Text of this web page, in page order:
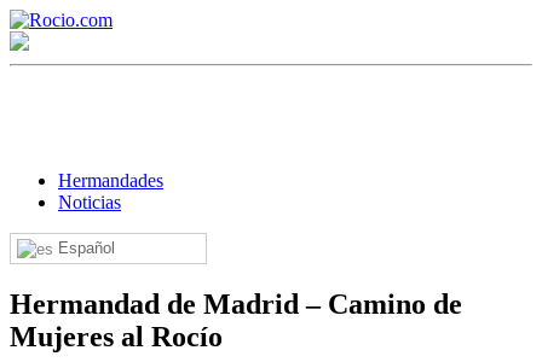
Hermandades
Noticias
Español
Hermandad de Madrid – Camino de
Mujeres al Rocío
¡Bienvenido! Soy el asistente virtual de rocio.com.
¿En qué puedo ayudarte?